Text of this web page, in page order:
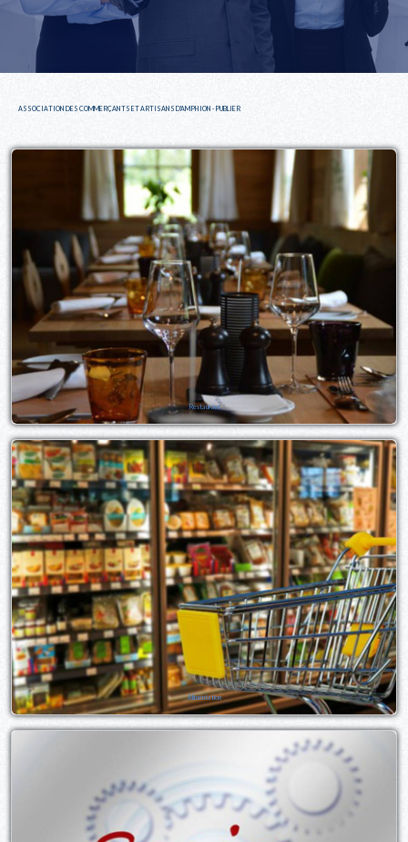
ASSOCIATION DES COMMERÇANTS ET ARTISANS D'AMPHION - PUBLIER
Restaurant
Alimentation